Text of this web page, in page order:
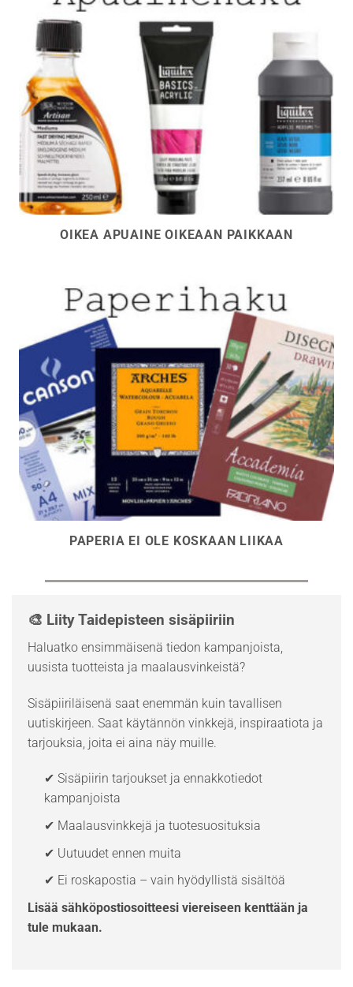
OIKEA APUAINE OIKEAAN PAIKKAAN
PAPERIA EI OLE KOSKAAN LIIKAA
🎨 Liity Taidepisteen sisäpiiriin
Haluatko ensimmäisenä tiedon kampanjoista,
uusista tuotteista ja maalausvinkeistä?
Sisäpiiriläisenä saat enemmän kuin tavallisen
uutiskirjeen. Saat käytännön vinkkejä, inspiraatiota ja
tarjouksia, joita ei aina näy muille.
✔ Sisäpiirin tarjoukset ja ennakkotiedot
kampanjoista
✔ Maalausvinkkejä ja tuotesuosituksia
✔ Uutuudet ennen muita
✔ Ei roskapostia – vain hyödyllistä sisältöä
Lisää sähköpostiosoitteesi viereiseen kenttään ja
tule mukaan.